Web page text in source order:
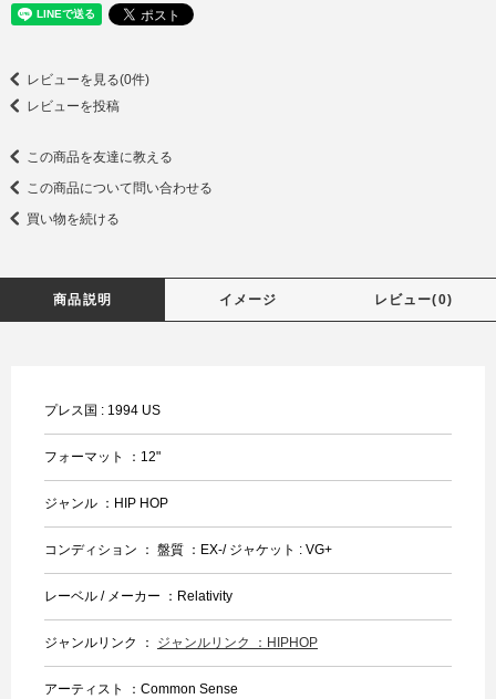
レビューを見る(0件)
レビューを投稿
この商品を友達に教える
この商品について問い合わせる
買い物を続ける
商品説明 イメージ レビュー(0)
プレス国 : 1994 US
フォーマット ：12"
ジャンル ：HIP HOP
コンディション ： 盤質 ：EX-/ ジャケット : VG+
レーベル / メーカー ：Relativity
ジャンルリンク ： ジャンルリンク ：HIPHOP
アーティスト ：Common Sense